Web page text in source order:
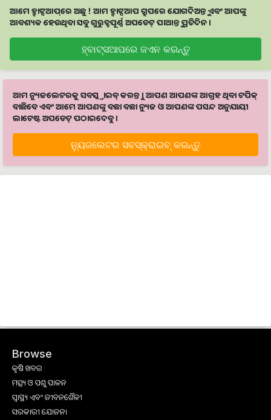
ଆମେ ହ୍ବାଟ୍ସଆପ୍‌ରେ ଅଛୁ ! ଆମ ହ୍ବାଟ୍ସଆପ ଗ୍ରୁପରେ ଯୋଗଦିଅନ୍ତୁ ଏବଂ ଆପଙ୍କୁ
ଆବଶ୍ୟକ ହେଉଥିବା ସବୁ ଗୁରୁତ୍ବପୂର୍ଣ୍ଣ ଅପଡେଟ୍‌ ପାଆନ୍ତୁ ପ୍ରତିଦିନ ।
ହ୍ବାଟ୍ସଆପରେ ଜଏନ କରନ୍ତୁ
ଆମ ନ୍ୟୁଜଲେଟରକୁ ସବସ୍କ୍ରାଇବ୍ କରନ୍ତୁ । ଆପଣ ଆପଣଙ୍କ ଆଗ୍ରହ ଥିବା ଟପିକ୍‌
ବାଛିବେ ଏବଂ ଆମେ ଆପଣଙ୍କୁ ବଛା ବଛା ନ୍ୟୁଜ ଓ ଆପଣଙ୍କ ପସନ୍ଦ ଅନୁଯାୟୀ
ଲାଟେଷ୍ଟ ଅପଡେଟ୍‌ ପଠାଇଦେବୁ ।
ନ୍ୟୁଜଲେଟର ସବସ୍କ୍ରାଇବ୍‌ କରନ୍ତୁ
Browse
କୃଷି ଖବର
ମତ୍ସ୍ୟ ଓ ପଶୁ ପାଳନ
ସ୍ୱାସ୍ଥ୍ୟ ଏବଂ ଜୀବନଶୈଳୀ
ସରକାରୀ ଯୋଜନା